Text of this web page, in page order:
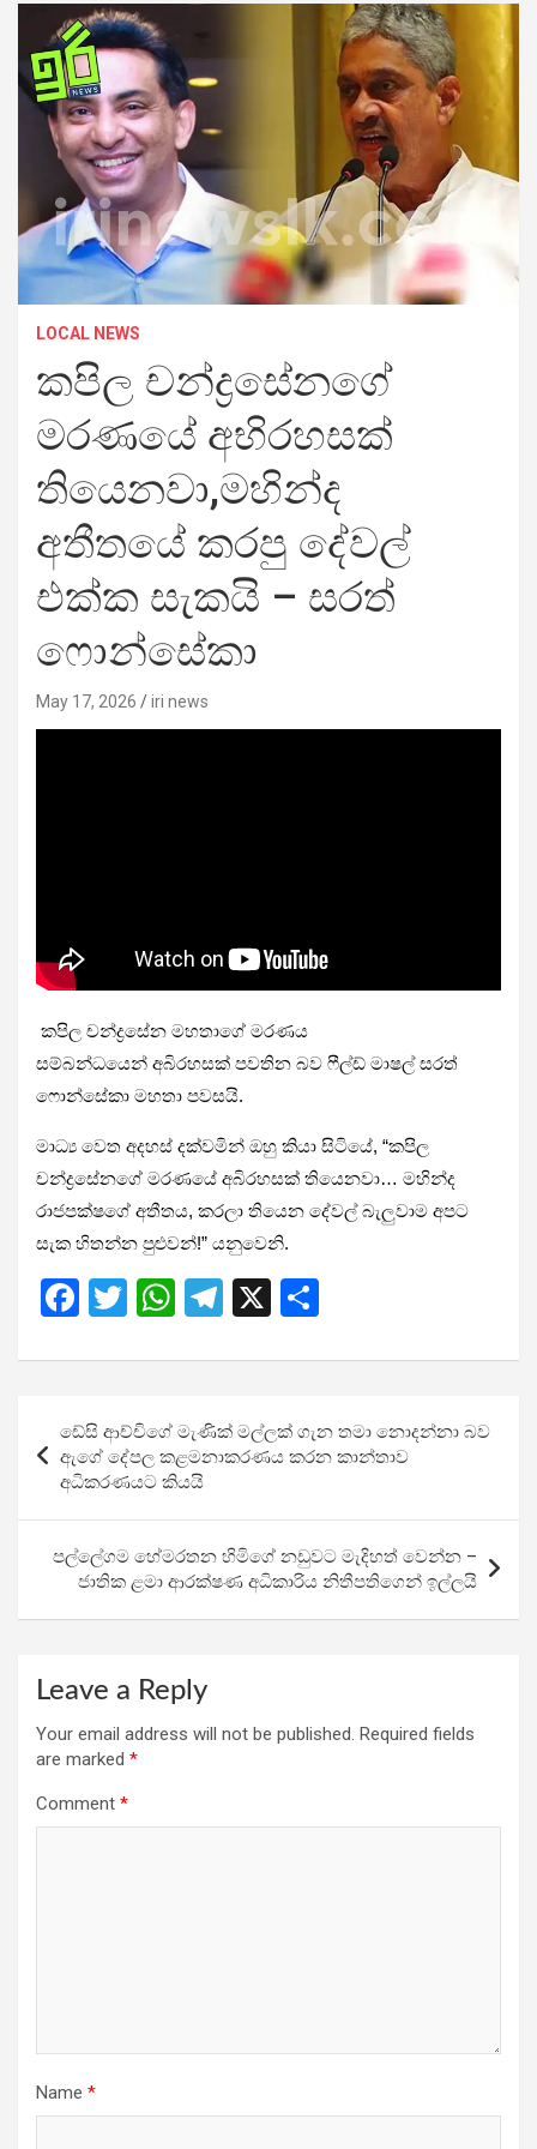
LOCAL NEWS
කපිල චන්ද්‍රසේනගේ
මරණයේ අභිරහසක්
තියෙනවා,මහින්ද
අතීතයේ කරපු දේවල්
එක්ක සැකයි – සරත්
ෆොන්සේකා
May 17, 2026 iri news
කපිල චන්ද්‍රසේන මහතාගේ මරණය
සම්බන්ධයෙන් අබිරහසක් පවතින බව ෆීල්ඩ් මාෂල් සරත්
ෆොන්සේකා මහතා පවසයි.
මාධ්‍ය වෙත අදහස් දක්වමින් ඔහු කියා සිටියේ, “කපිල
චන්ද්‍රසේනගේ මරණයේ අබිරහසක් තියෙනවා… මහින්ද
රාජපක්ෂගේ අතීතය, කරලා තියෙන දේවල් බැලුවාම අපට
සැක හිතන්න පුළුවන්!” යනුවෙනි.
F
ce
b
o
o
k
T
tt
er
W
at
s
A
p
p
T
e
gr
a
X
ar
navigation
ඩේසි ආච්චිගේ මැණික් මල්ලක් ගැන තමා නොදන්නා බව
ඇගේ දේපල කළමනාකරණය කරන කාන්තාව
අධිකරණයට කියයි
පල්ලේගම හේමරතන හිමිගේ නඩුවට මැදිහත් වෙන්න –
ජාතික ළමා ආරක්ෂණ අධිකාරිය නිතීපතිගෙන් ඉල්ලයි
Leave a Reply
Your email address will not be published. Required fields
are marked *
Comment *
Name *